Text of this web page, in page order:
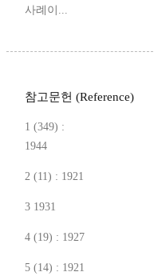
사례이...
참고문헌 (Reference)
1 (349) :
1944
2 (11) : 1921
3 1931
4 (19) : 1927
5 (14) : 1921